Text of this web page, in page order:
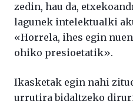
zedin, hau da,
lagunek intelektualki
«Horrela, ihes egin
ohiko presioetatik».
Ikasketak egin nahi
urrutira bidaltzeko